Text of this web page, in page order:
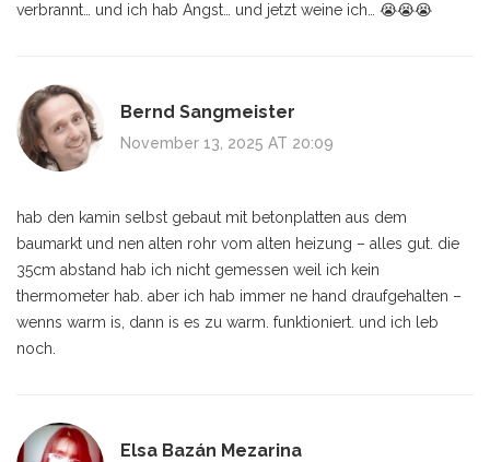
verbrannt… und ich hab Angst… und jetzt weine ich… 😭😭😭
Bernd Sangmeister
November 13, 2025 AT 20:09
hab den kamin selbst gebaut mit betonplatten aus dem
baumarkt und nen alten rohr vom alten heizung – alles gut. die
35cm abstand hab ich nicht gemessen weil ich kein
thermometer hab. aber ich hab immer ne hand draufgehalten –
wenns warm is, dann is es zu warm. funktioniert. und ich leb
noch.
Elsa Bazán Mezarina